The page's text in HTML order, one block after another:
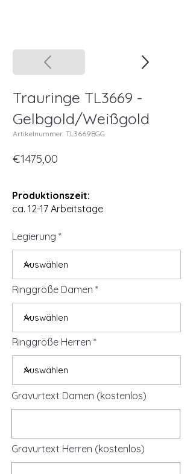
Trauringe TL3669 -
Gelbgold/Weißgold
Artikelnummer: TL3669BGG
€1475,00
Produktionszeit:
ca. 12-17 Arbeitstage
Legierung
Ringgröße Damen
Ringgröße Herren
Gravurtext Damen (kostenlos)
Gravurtext Herren (kostenlos)